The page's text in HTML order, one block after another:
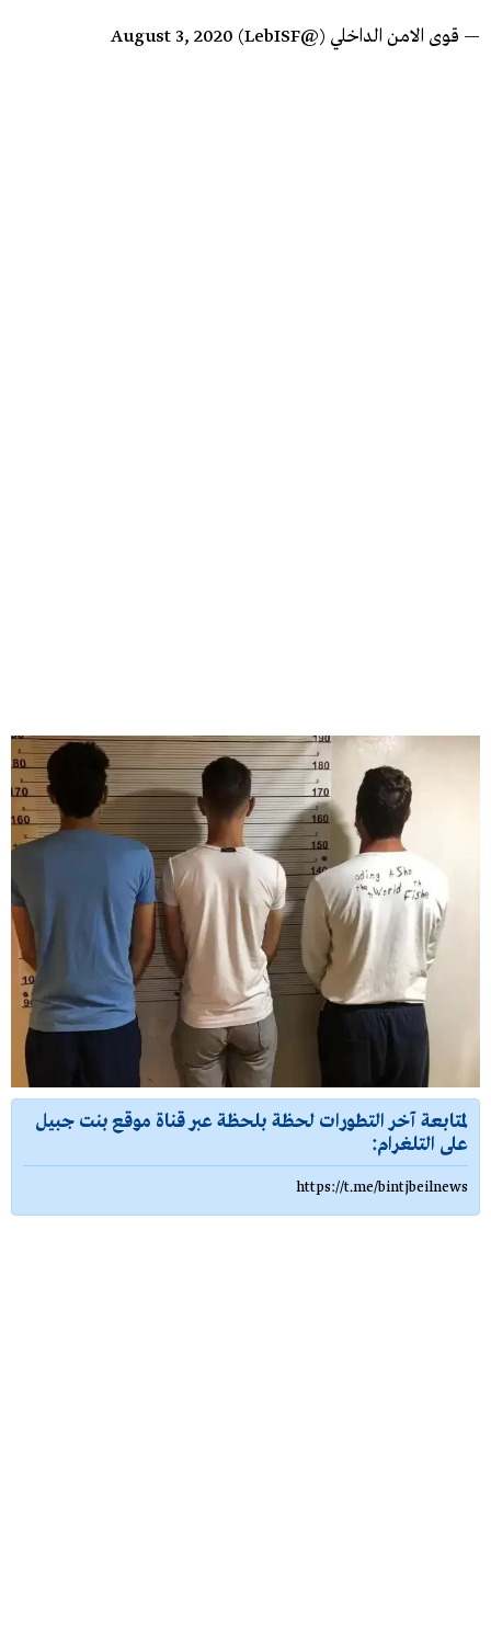
— قوى الامن الداخلي (@LebISF) August 3, 2020
لمتابعة آخر التطورات لحظة بلحظة عبر قناة موقع بنت جبيل
على التلغرام:
https://t.me/bintjbeilnews